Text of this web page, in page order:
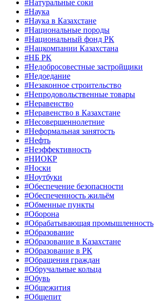
#Натуральные соки
#Наука
#Наука в Казахстане
#Национальные породы
#Национальный фонд РК
#Нацкомпании Казахстана
#НБ РК
#Недобросовестные застройщики
#Недоедание
#Незаконное строительство
#Непродовольственные товары
#Неравенство
#Неравенство в Казахстане
#Несовершеннолетние
#Неформальная занятость
#Нефть
#Неэффективность
#НИОКР
#Носки
#Ноутбуки
#Обеспечение безопасности
#Обеспеченность жильём
#Обменные пункты
#Оборона
#Обрабатывающая промышленность
#Образование
#Образование в Казахстане
#Образование в РК
#Обращения граждан
#Обручальные кольца
#Обувь
#Общежития
#Общепит